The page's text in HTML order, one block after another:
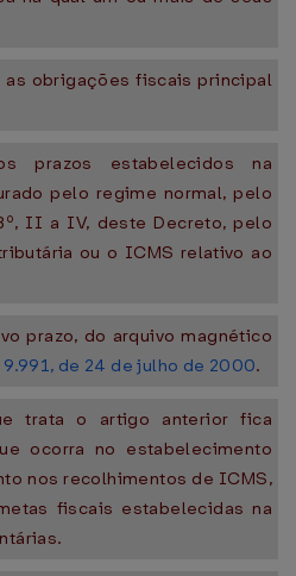
as obrigações fiscais principal
prazos estabelecidos na
pelo regime normal, pelo
II a IV, deste Decreto, pelo
ou o ICMS relativo ao
prazo, do arquivo magnético
9.991, de 24 de julho de 2000.
trata o artigo anterior fica
ocorra no estabelecimento
nos recolhimentos de ICMS,
fiscais estabelecidas na